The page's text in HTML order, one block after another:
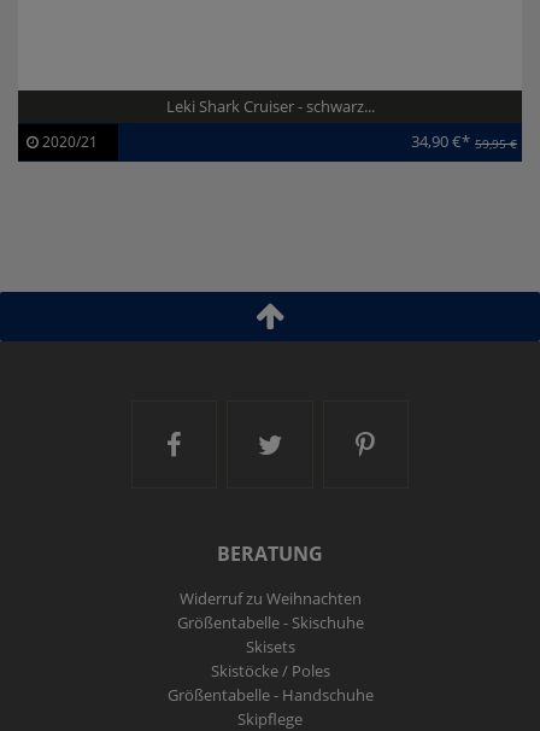
Leki Shark Cruiser - schwarz...
2020/21 34,90 €* 59,95 €
Ski and More auf Facebook
Ski and More auf
Ski and More
BERATUNG
Widerruf zu Weihnachten
Größentabelle - Skischuhe
Skisets
Skistöcke / Poles
Größentabelle - Handschuhe
Skipflege